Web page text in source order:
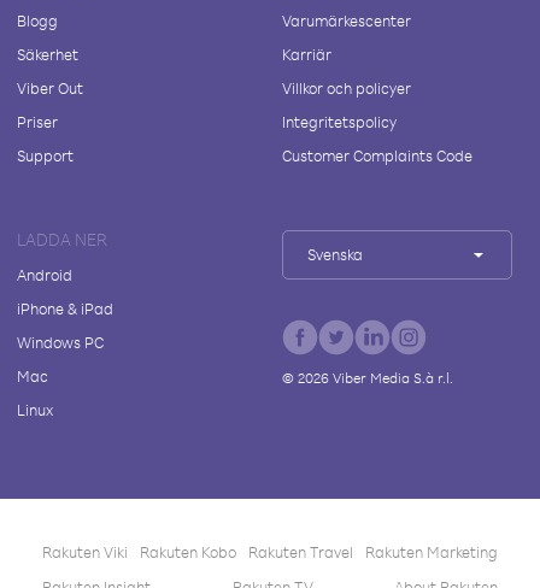
Blogg
Säkerhet
Viber Out
Priser
Support
Varumärkescenter
Karriär
Villkor och policyer
Integritetspolicy
Customer Complaints Code
LADDA NER
Android
iPhone & iPad
Windows PC
Mac
Linux
Svenska
© 2026Viber Media S.à r.l.
Rakuten Viki Rakuten Kobo Rakuten Travel
Rakuten Marketing